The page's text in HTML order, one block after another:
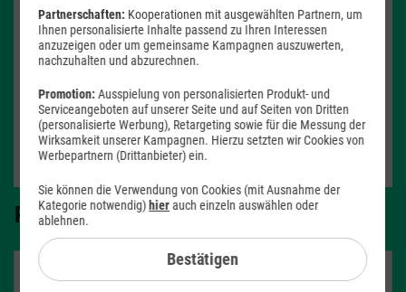
Farbe -Blueblack
128 GB 256 GB
Verfügbarkeit -Sofort lieferbar
Auf Wunsch Handyversicherung ab 3,99 €
Passendes Zubehör:
Samsung Galaxy Buds4
Partnerschaften: Kooperationen mit ausgewählten Partnern, um
Ihnen personalisierte Inhalte passend zu Ihren Interessen
anzuzeigen oder um gemeinsame Kampagnen auszuwerten,
nachzuhalten und abzurechnen.
Promotion:Ausspielung von personalisierten Produkt- und
Serviceangeboten auf unserer Seite und auf Seiten von Dritten
(personalisierte Werbung), Retargeting sowie für die Messung der
Wirksamkeit unserer Kampagnen. Hierzu setzten wir Cookies von
Werbepartnern (Drittanbieter) ein.
Sie können die Verwendung von Cookies (mit Ausnahme der
Kategorie notwendig) hierauch einzeln auswählen oder
ablehnen.
Bestätigen